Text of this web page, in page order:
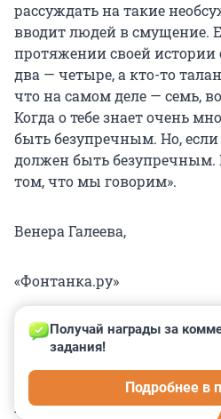
рассуждать на такие
вводит людей в смущение.
протяжении своей
два — четыре, а кто-то
что на самом деле — семь,
Когда о тебе знает очень
быть безупречным. Но,
должен быть
том, что мы говорим».
Венера Галеева,
«Фонтанка.ру»
КОММЕНТАРИИ 7
Получай награды за
задания!
Подробнее в